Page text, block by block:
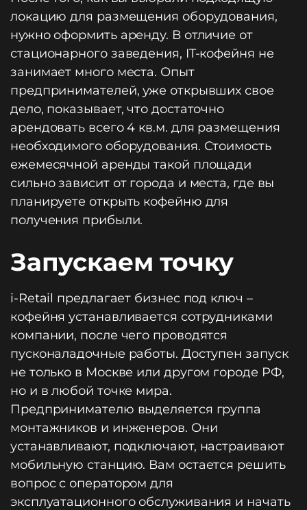
локацию для размещения оборудования,
нужно оформить аренду. В отличие от
стационарного заведения, IT-кофейня не
занимает много места. Опыт
предпринимателей, уже открывших свое
дело, показывает, что достаточно
арендовать всего 4 кв.м. для размещения
необходимого оборудования. Стоимость
ежемесячной аренды такой площади
сильно зависит от города и места, где вы
планируете открыть кофейню для
получения прибыли.
Запускаем точку
i-Retail предлагает бизнес под ключ –
кофейня устанавливается сотрудниками
компании, после чего проводятся
пусконаладочные работы. Доступен запуск
не только в Москве или другом городе РФ,
но и в любой точке мира.
Предпринимателю выделяется группа
монтажников и инженеров. Они
устанавливают, подключают, настраивают
мобильную станцию. Вам остается решить
вопрос с оператором для
эксплуатационного обслуживания и начать